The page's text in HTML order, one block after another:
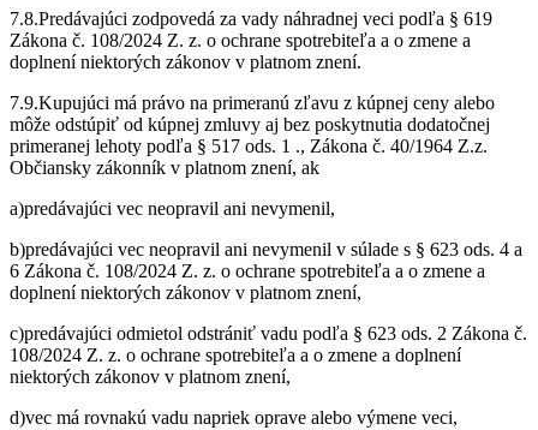
7.8.Predávajúci zodpovedá za vady náhradnej veci podľa § 619
Zákona č. 108/2024 Z. z. o ochrane spotrebiteľa a o zmene a
doplnení niektorých zákonov v platnom znení.
7.9.Kupujúci má právo na primeranú zľavu z kúpnej ceny alebo
môže odstúpiť od kúpnej zmluvy aj bez poskytnutia dodatočnej
primeranej lehoty podľa § 517 ods. 1 ., Zákona č. 40/1964 Z.z.
Občiansky zákonník v platnom znení, ak
a)predávajúci vec neopravil ani nevymenil,
b)predávajúci vec neopravil ani nevymenil v súlade s § 623 ods. 4 a
6 Zákona č. 108/2024 Z. z. o ochrane spotrebiteľa a o zmene a
doplnení niektorých zákonov v platnom znení,
c)predávajúci odmietol odstrániť vadu podľa § 623 ods. 2 Zákona č.
108/2024 Z. z. o ochrane spotrebiteľa a o zmene a doplnení
niektorých zákonov v platnom znení,
d)vec má rovnakú vadu napriek oprave alebo výmene veci,